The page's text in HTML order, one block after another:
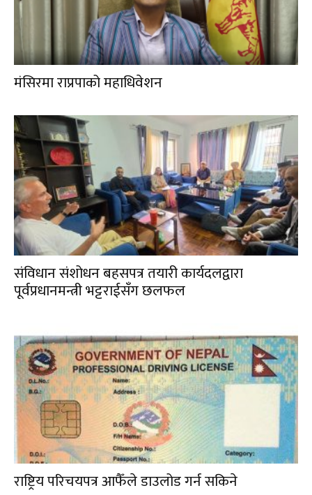
मंसिरमा राप्रपाको महाधिवेशन
संविधान संशोधन बहसपत्र तयारी कार्यदलद्वारा
पूर्वप्रधानमन्त्री भट्टराईसँग छलफल
राष्ट्रिय परिचयपत्र आफैँले डाउलोड गर्न सकिने